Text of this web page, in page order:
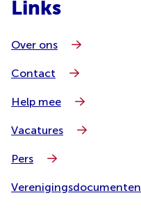
Links
Over ons
Contact
Help mee
Vacatures
Pers
Verenigingsdocumenten